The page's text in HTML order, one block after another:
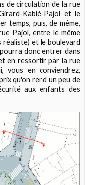
de circulation de la rue
Kablé-Pajol et le
temps, puis, de même,
Pajol, entre le même
et le boulevard
donc entrer dans
en ressortir par la rue
vous en conviendrez,
qu'on rend un peu de
aux enfants des